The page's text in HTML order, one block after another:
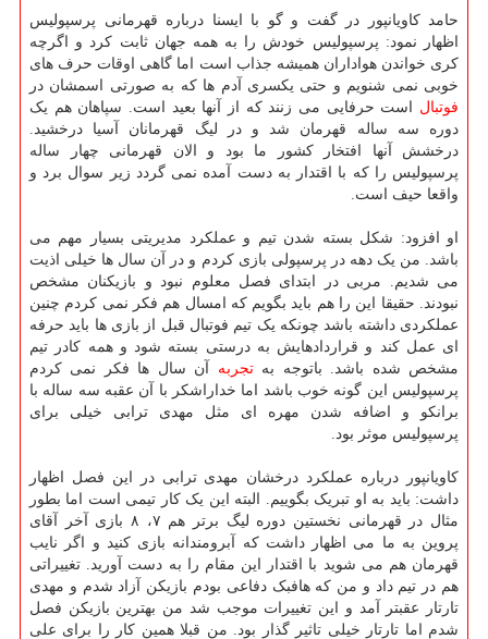
حامد کاویانپور در گفت و گو با ایسنا درباره قهرمانی پرسپولیس
اظهار نمود: پرسپولیس خودش را به همه جهان ثابت کرد و اگرچه
کری خواندن هواداران همیشه جذاب است اما گاهی اوقات حرف های
خوبی نمی شنویم و حتی یکسری آدم ها که به صورتی اسمشان در
فوتبال است حرفایی می زنند که از آنها بعید است. سپاهان هم یک
دوره سه ساله قهرمان شد و در لیگ قهرمانان آسیا درخشید.
درخشش آنها افتخار کشور ما بود و الان قهرمانی چهار ساله
پرسپولیس را که با اقتدار به دست آمده نمی گردد زیر سوال برد و
واقعا حیف است.
او افزود: شکل بسته شدن تیم و عملکرد مدیریتی بسیار مهم می
باشد. من یک دهه در پرسپولی بازی کردم و در آن سال ها خیلی اذیت
می شدیم. مربی در ابتدای فصل معلوم نبود و بازیکنان مشخص
نبودند. حقیقا این را هم باید بگویم که امسال هم فکر نمی کردم چنین
عملکردی داشته باشد چونکه یک تیم فوتبال قبل از بازی ها باید حرفه
ای عمل کند و قراردادهایش به درستی بسته شود و همه کادر تیم
مشخص شده باشد. باتوجه بهتجربه آن سال ها فکر نمی کردم
پرسپولیس این گونه خوب باشد اما خداراشکر با آن عقبه سه ساله با
برانکو و اضافه شدن مهره ای مثل مهدی ترابی خیلی برای
پرسپولیس موثر بود.
کاویانپور درباره عملکرد درخشان مهدی ترابی در این فصل اظهار
داشت: باید به او تبریک بگوییم. البته این یک کار تیمی است اما بطور
مثال در قهرمانی نخستین دوره لیگ برتر هم ۷، ۸ بازی آخر آقای
پروین به ما می اظهار داشت که آبرومندانه بازی کنید و اگر نایب
قهرمان هم می شوید با اقتدار این مقام را به دست آورید. تغییراتی
هم در تیم داد و من که هافبک دفاعی بودم بازیکن آزاد شدم و مهدی
تارتار عقبتر آمد و این تغییرات موجب شد من بهترین بازیکن فصل
شدم اما تارتار خیلی تاثیر گذار بود. من قبلا همین کار را برای علی